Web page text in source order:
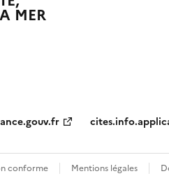
MER
conforme Mentions légales